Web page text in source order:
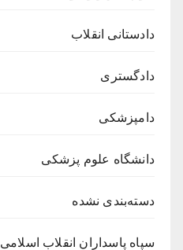
دادستانی انقلاب
دادگستری
دامپزشکی
دانشگاه علوم پزشکی
دسته‌بندی نشده
سپاه پاسداران انقلاب اسلامی